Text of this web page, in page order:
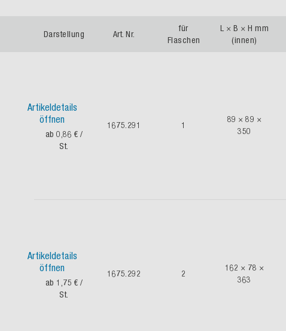
Darstellung Art. Nr.
für
Flaschen
L × B × H mm
(innen)
Artikeldetails
öffnen
ab 0,86 € /
St.
1675.291 1
89 × 89 ×
350
Artikeldetails
öffnen
ab 1,75 € /
St.
1675.292 2
162 × 78 ×
363